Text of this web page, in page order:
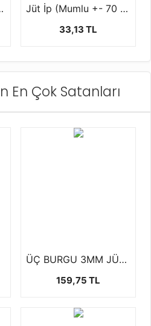
Jüt İp (Mumlu +- 70 Gr)
33,13 TL
En Çok Satanları
ÜÇ BURGU 3MM JÜT İP (500 GR)
159,75 TL